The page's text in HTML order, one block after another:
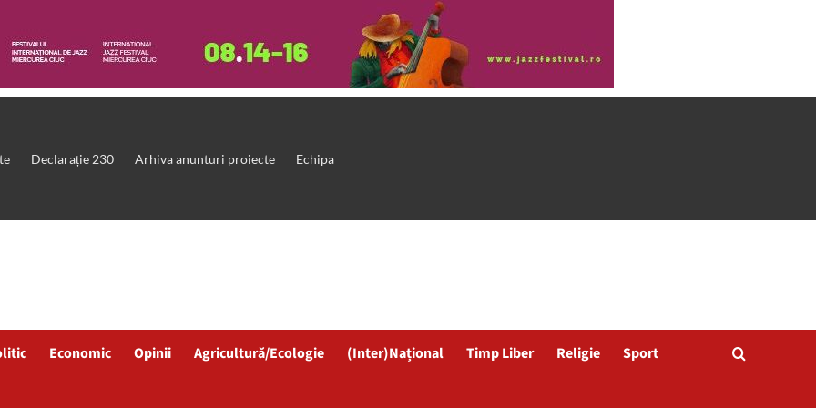
Declarație 230 Arhiva anunturi proiecte Echipa
Economic Opinii Agricultură/Ecologie (Inter)Național Timp Liber Religie Sport